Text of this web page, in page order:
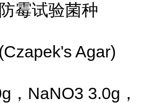
霉试验菌种
Agar)
，NaNO3 3.0g，